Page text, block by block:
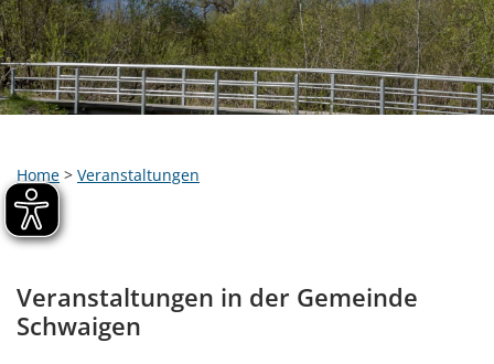
Home > Veranstaltungen
Veranstaltungen in der Gemeinde
Schwaigen